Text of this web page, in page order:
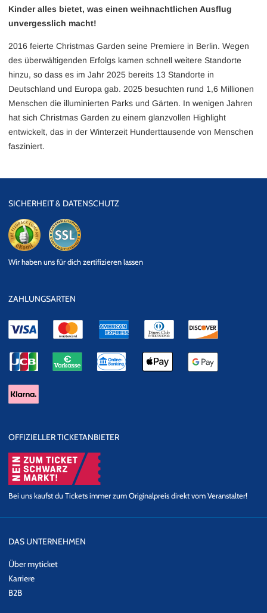
Kinder alles bietet, was einen weihnachtlichen Ausflug
unvergesslich macht!
2016 feierte Christmas Garden seine Premiere in Berlin. Wegen
des überwältigenden Erfolgs kamen schnell weitere Standorte
hinzu, so dass es im Jahr 2025 bereits 13 Standorte in
Deutschland und Europa gab. 2025 besuchten rund 1,6 Millionen
Menschen die illuminierten Parks und Gärten. In wenigen Jahren
hat sich Christmas Garden zu einem glanzvollen Highlight
entwickelt, das in der Winterzeit Hunderttausende von Menschen
fasziniert.
SICHERHEIT & DATENSCHUTZ
Datensicherheit
Wir haben uns für dich zertifizieren lassen
ZAHLUNGSARTEN
OFFIZIELLER TICKETANBIETER
Bei uns kaufst du Tickets immer zum Originalpreis direkt vom Veranstalter!
DAS UNTERNEHMEN
Über myticket
Karriere
B2B